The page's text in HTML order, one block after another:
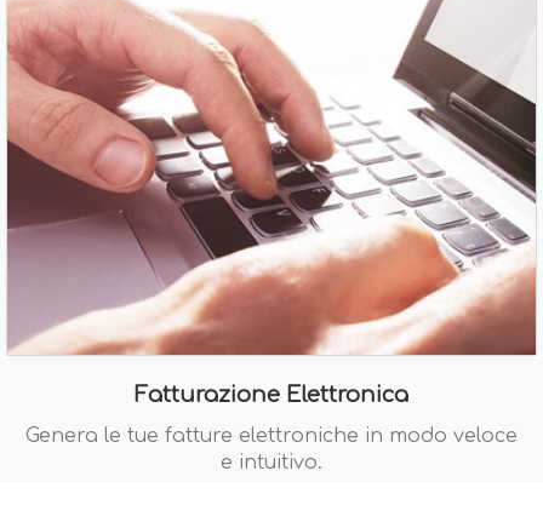
Fatturazione Elettronica
Genera le tue fatture elettroniche in modo veloce
e intuitivo.